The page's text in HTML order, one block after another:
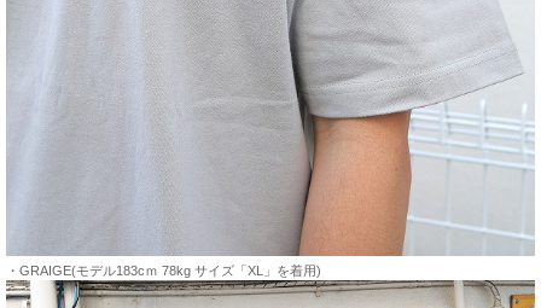
・GRAIGE(モデル183cｍ 78kg サイズ「XL」を着用)